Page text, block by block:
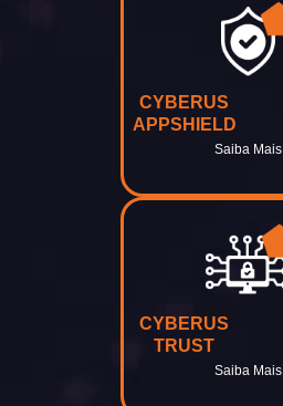
CYBERUS
APPSHIELD
Saiba Mais
CYBERUS
TRUST
Saiba Mais